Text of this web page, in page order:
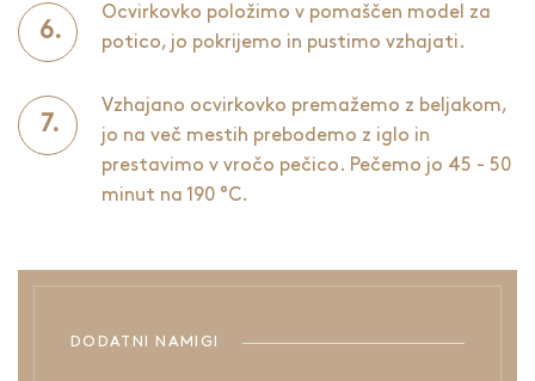
Ocvirkovko položimo v pomaščen model za
potico, jo pokrijemo in pustimo vzhajati.
Vzhajano ocvirkovko premažemo z beljakom,
jo na več mestih prebodemo z iglo in
prestavimo v vročo pečico. Pečemo jo 45 - 50
minut na 190 °C.
DODATNI NAMIGI